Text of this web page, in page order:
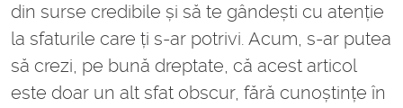
din surse credibile și să te gândești cu atenție
la sfaturile care ți s-ar potrivi. Acum, s-ar putea
să crezi, pe bună dreptate, că acest articol
este doar un alt sfat obscur, fără cunoștințe în